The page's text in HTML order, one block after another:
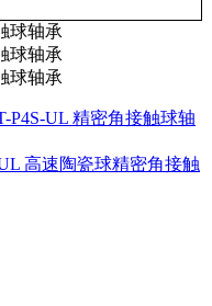
P4S-UL 精密角接触球轴
高速陶瓷球精密角接触